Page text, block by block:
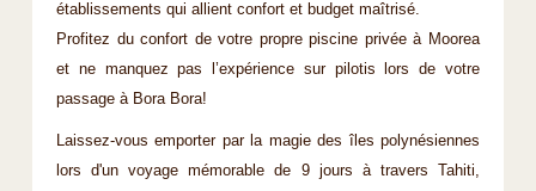
établissements qui allient confort et budget maîtrisé.
Profitez du confort de votre propre piscine privée à Moorea
et ne manquez pas l’expérience sur pilotis lors de votre
passage à Bora Bora!
Laissez-vous emporter par la magie des îles polynésiennes
lors d'un voyage mémorable de 9 jours à travers Tahiti,